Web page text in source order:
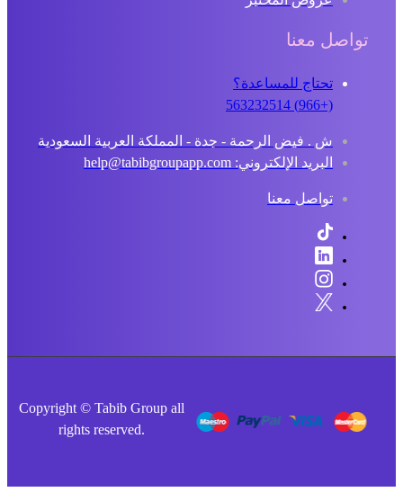
تواصل معنا
تحتاج للمساعدة؟
ش . فيض الرحمة - جدة - المملكة العربية السعودية
البريد الإلكتروني: help@tabibgroupapp.com
تواصل معنا
Copyright © Tabib Group all
rights reserved.